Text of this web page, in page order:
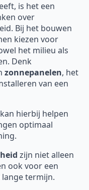
is het een
over
Bij het bouwen
kiezen voor
het milieu als
Denk
zonnepanelen, het
van een
hierbij helpen
optimaal
zijn niet alleen
ook voor een
lange termijn.